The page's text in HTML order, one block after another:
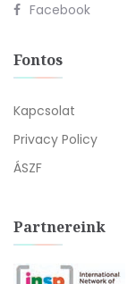
Facebook
Fontos
Kapcsolat
Privacy Policy
ÁSZF
Partnereink